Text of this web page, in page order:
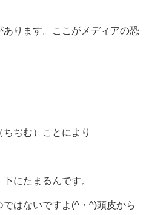
ります。ここがメディアの恐
ぢむ）ことにより
にたまるんです。
ではないですよ(^・^)頭皮から